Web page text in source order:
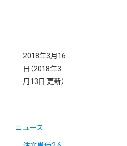
2018年3月16
日 （2018年3
月13日 更新）
ニュース